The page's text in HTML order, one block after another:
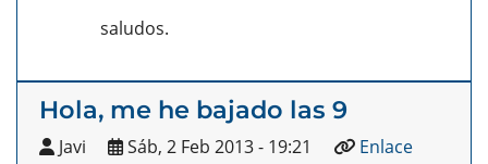
saludos.
Hola, me he bajado las 9
Javi Sáb, 2 Feb 2013 - 19:21
Enlace